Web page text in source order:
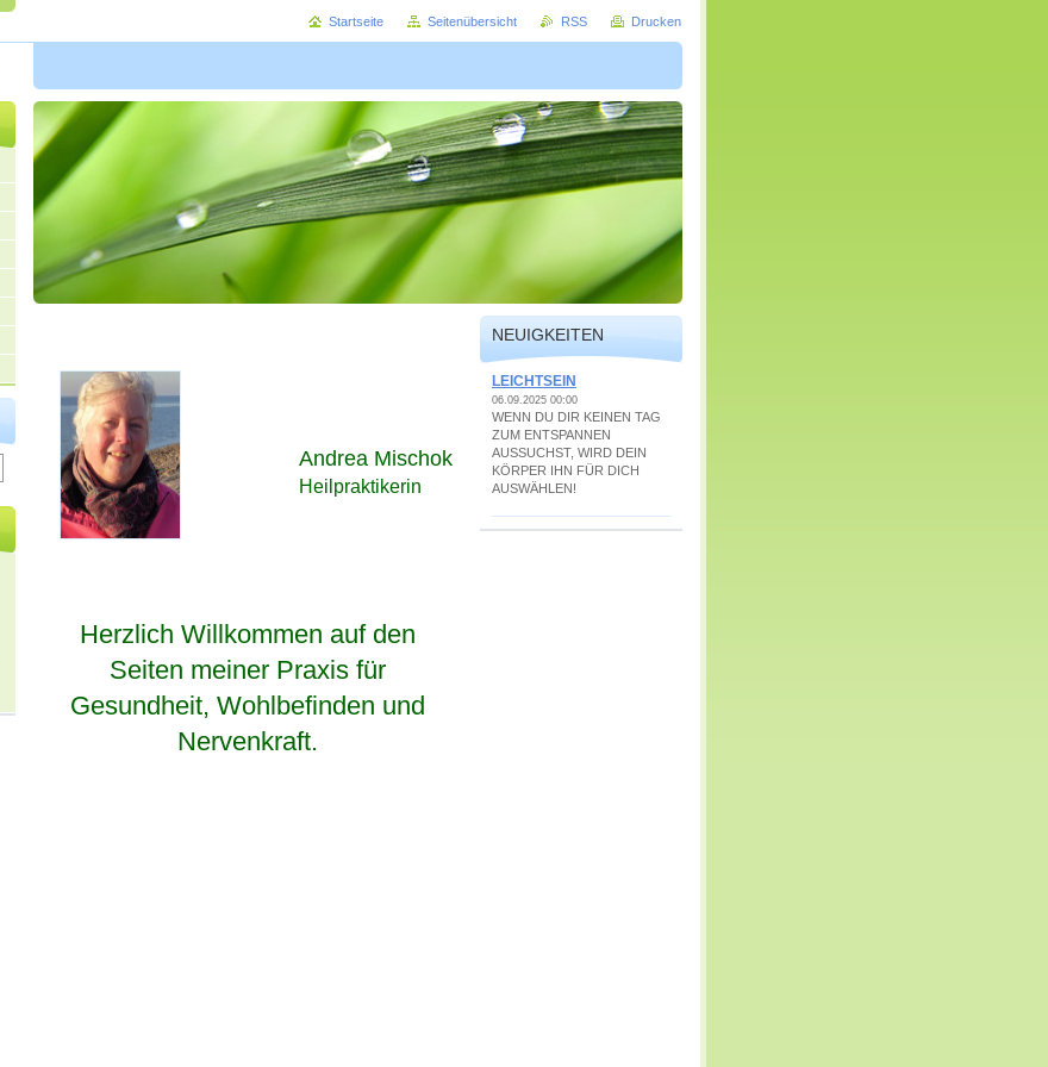
Andrea Mischok
Heilpraktikerin
Herzlich Willkommen auf den
Seiten meiner Praxis für
Gesundheit, Wohlbefinden und
Nervenkraft.
NEUIGKEITEN
LEICHTSEIN
06.09.2025 00:00
WENN DU DIR KEINEN TAG
ZUM ENTSPANNEN
AUSSUCHST, WIRD DEIN
KÖRPER IHN FÜR DICH
AUSWÄHLEN!
Startseite Seitenübersicht RSS Drucken